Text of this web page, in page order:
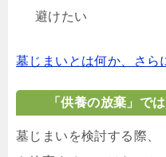
避けたい
墓じまいとは何か、さら
「供養の放棄」で
墓じまいを検討する際、